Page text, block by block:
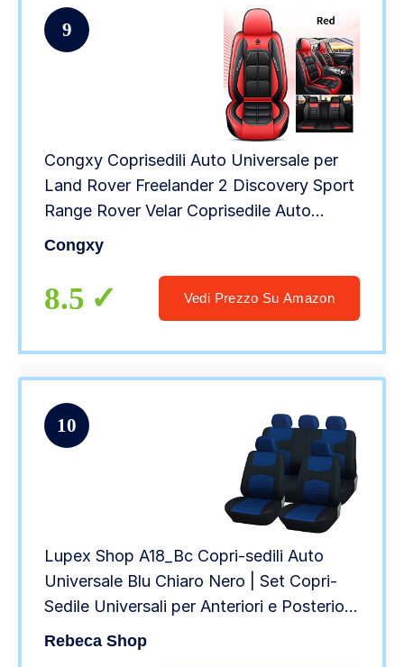
9
Congxy Coprisedili Auto Universale per
Land Rover Freelander 2 Discovery Sport
Range Rover Velar Coprisedile Auto
Accessori, Standard rosso
Congxy
8.5 Vedi Prezzo Su Amazon
10
Lupex Shop A18_Bc Copri-sedili Auto
Universale Blu Chiaro Nero | Set Copri-
Sedile Universali per Anteriori e Posteriori
| Copri cintura e volante | Accessori Auto
Rebeca Shop